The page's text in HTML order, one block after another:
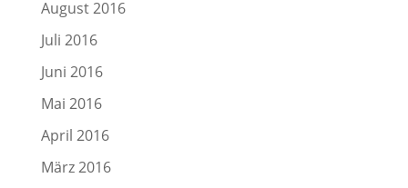
August 2016
Juli 2016
Juni 2016
Mai 2016
April 2016
März 2016